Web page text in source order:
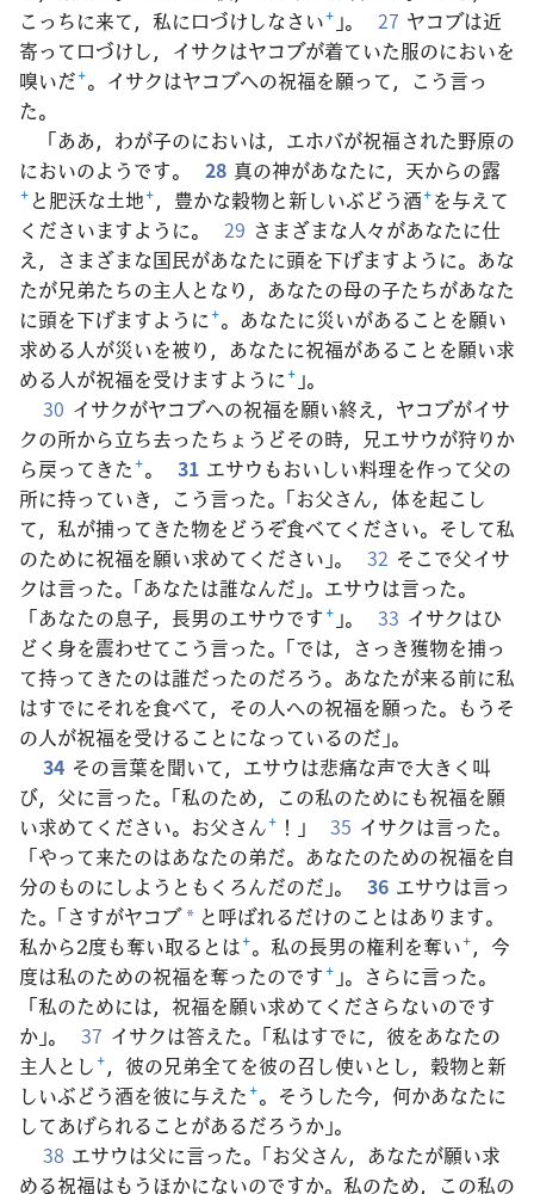
こっちに来て，私に口づけしなさい+ 」。 27 ヤコブは近
寄って口づけし，イサクはヤコブが着ていた服のにおいを
嗅いだ+。イサクはヤコブへの祝福を願って，こう言っ
た。
「ああ，わが子のにおいは，エホバが祝福された野原の
においのようです。
28 真の神があなたに，天からの露
+と肥沃な土地+，豊かな穀物と新しいぶどう酒+を与えて
くださいますように。
29 さまざまな人々があなたに仕
え，さまざまな国民があなたに頭を下げますように。あな
たが兄弟たちの主人となり，あなたの母の子たちがあなた
に頭を下げますように+。あなたに災いがあることを願い
求める人が災いを被り，あなたに祝福があることを願い求
める人が祝福を受けますように+ 」。
30 イサクがヤコブへの祝福を願い終え，ヤコブがイサ
クの所から立ち去ったちょうどその時，兄エサウが狩りか
ら戻ってきた+。 31 エサウもおいしい料理を作って父の
所に持っていき，こう言った。「お父さん，体を起こし
て，私が捕ってきた物をどうぞ食べてください。そして私
のために祝福を願い求めてください」。
32 そこで父イサ
クは言った。「あなたは誰なんだ」。エサウは言った。
「あなたの息子，長男のエサウです+ 」。 33 イサクはひ
どく身を震わせてこう言った。「では，さっき獲物を捕っ
て持ってきたのは誰だったのだろう。あなたが来る前に私
はすでにそれを食べて，その人への祝福を願った。もうそ
の人が祝福を受けることになっているのだ」。
34 その言葉を聞いて，エサウは悲痛な声で大きく叫
び，父に言った。「私のため，この私のためにも祝福を願
い求めてください。お父さん+ ！」 35 イサクは言った。
「やって来たのはあなたの弟だ。あなたのための祝福を自
分のものにしようともくろんだのだ」。
36 エサウは言っ
た。「さすがヤコブ * と呼ばれるだけのことはあります。
私から2度も奪い取るとは+。私の長男の権利を奪い+，今
度は私のための祝福を奪ったのです+ 」。さらに言った。
「私のためには，祝福を願い求めてくださらないのです
か」。
37 イサクは答えた。「私はすでに，彼をあなたの
主人とし+，彼の兄弟全てを彼の召し使いとし，穀物と新
しいぶどう酒を彼に与えた+。そうした今，何かあなたに
してあげられることがあるだろうか」。
38 エサウは父に言った。「お父さん，あなたが願い求
める祝福はもうほかにないのですか。私のため，この私の